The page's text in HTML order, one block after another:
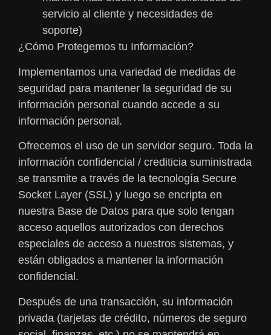
servicio al cliente y necesidades de
soporte)
¿Cómo Protegemos tu Información?
Implementamos una variedad de medidas de
seguridad para mantener la seguridad de su
información personal cuando accede a su
información personal.
Ofrecemos el uso de un servidor seguro. Toda la
información confidencial / crediticia suministrada
se transmite a través de la tecnología Secure
Socket Layer (SSL) y luego se encripta en
nuestra Base de Datos para que solo tengan
acceso aquellos autorizados con derechos
especiales de acceso a nuestros sistemas, y
están obligados a mantener la información
confidencial.
Después de una transacción, su información
privada (tarjetas de crédito, números de seguro